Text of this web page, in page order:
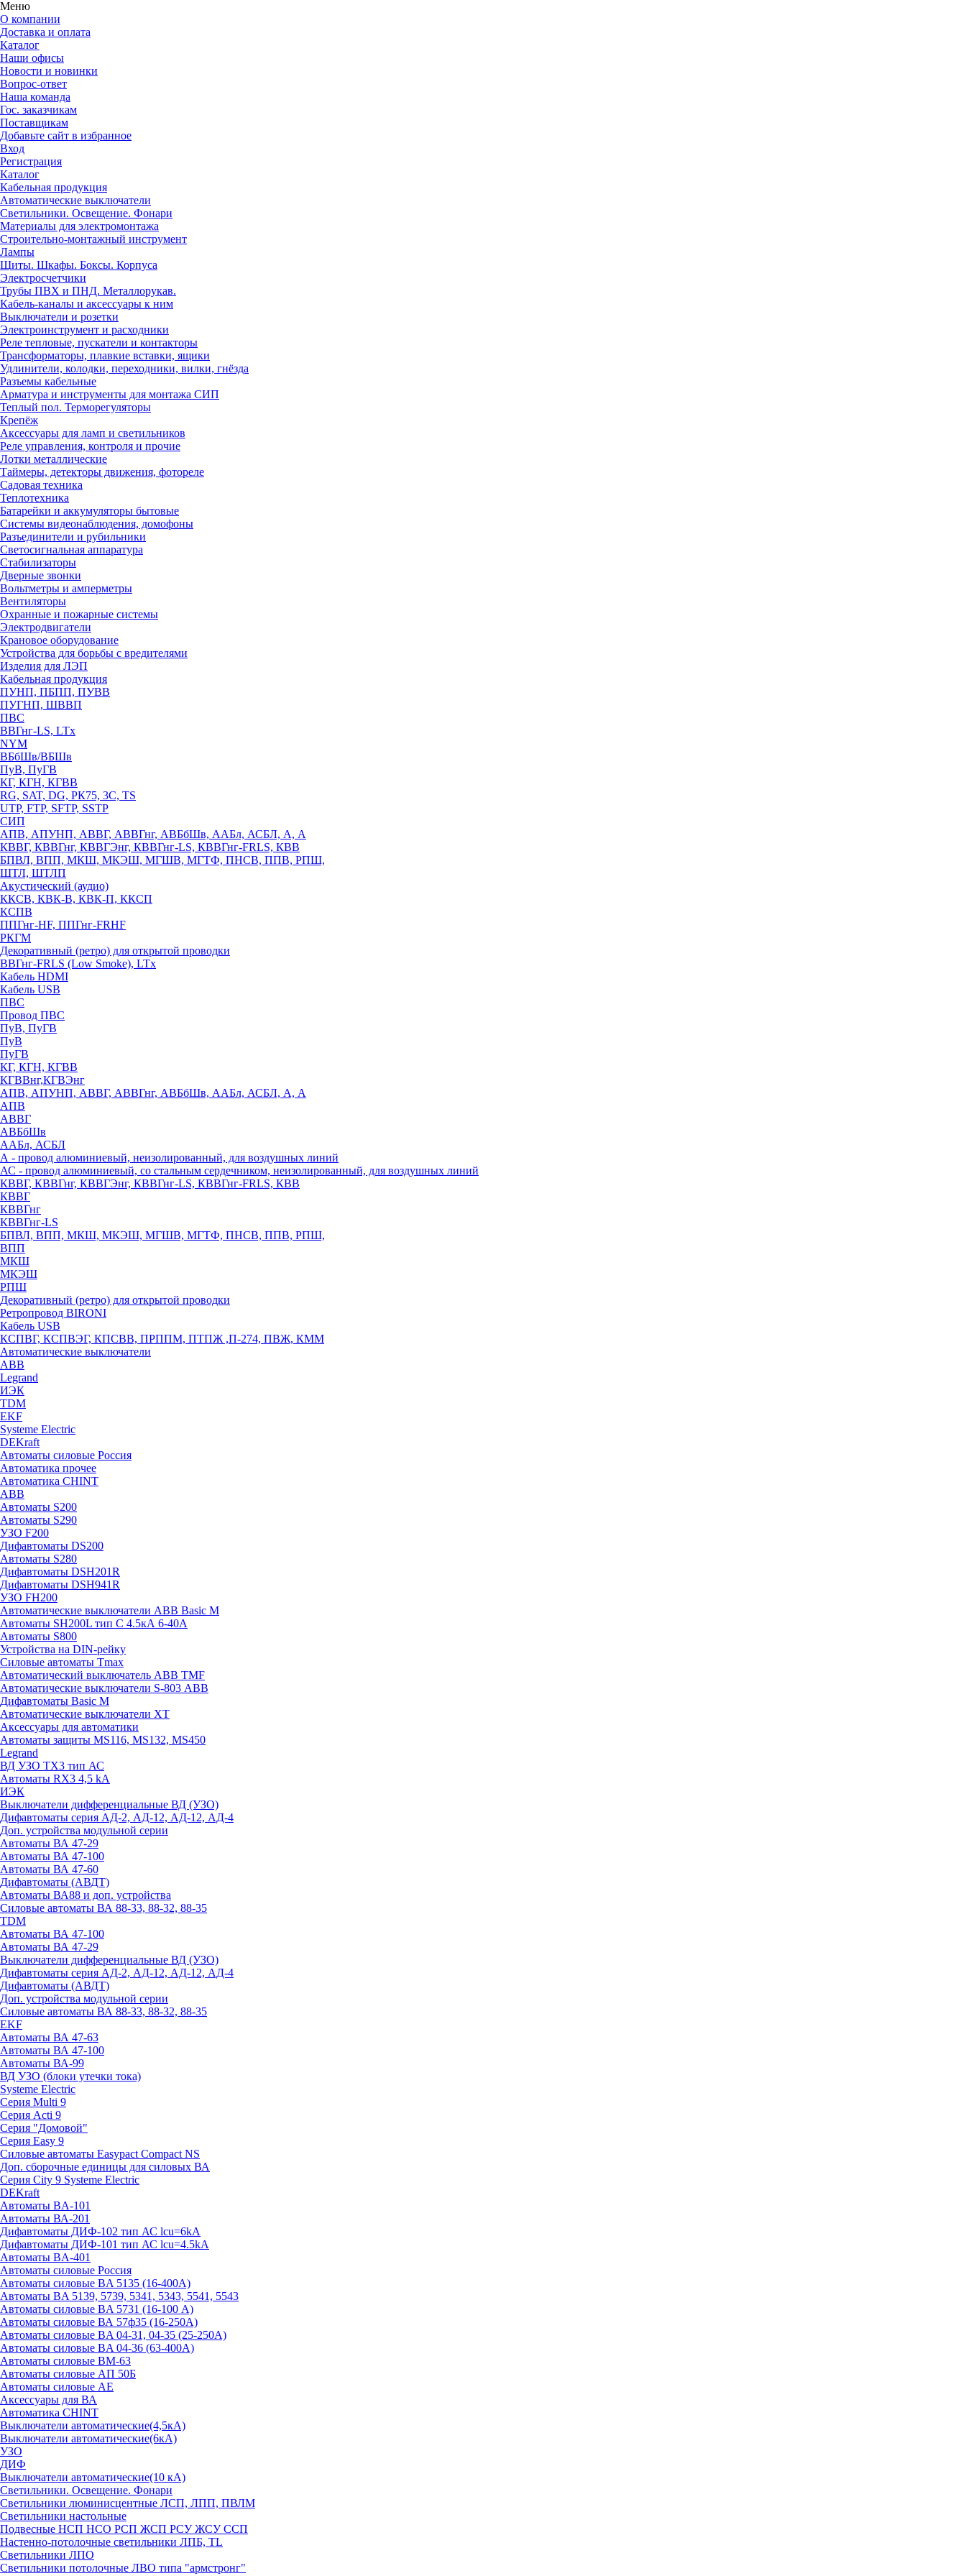
Меню
О компании
Доставка и оплата
Каталог
Наши офисы
Новости и новинки
Вопрос-ответ
Наша команда
Гос. заказчикам
Поставщикам
Добавьте сайт в избранное
Вход
Регистрация
Каталог
Кабельная продукция
Автоматические выключатели
Светильники. Освещение. Фонари
Материалы для электромонтажа
Строительно-монтажный инструмент
Лампы
Щиты. Шкафы. Боксы. Корпуса
Электросчетчики
Трубы ПВХ и ПНД. Металлорукав.
Кабель-каналы и аксессуары к ним
Выключатели и розетки
Электроинструмент и расходники
Реле тепловые, пускатели и контакторы
Трансформаторы, плавкие вставки, ящики
Удлинители, колодки, переходники, вилки, гнёзда
Разъемы кабельные
Арматура и инструменты для монтажа СИП
Теплый пол. Терморегуляторы
Крепёж
Аксессуары для ламп и светильников
Реле управления, контроля и прочие
Лотки металлические
Таймеры, детекторы движения, фотореле
Садовая техника
Теплотехника
Батарейки и аккумуляторы бытовые
Системы видеонаблюдения, домофоны
Разъединители и рубильники
Светосигнальная аппаратура
Стабилизаторы
Дверные звонки
Вольтметры и амперметры
Вентиляторы
Охранные и пожарные системы
Электродвигатели
Крановое оборудование
Устройства для борьбы с вредителями
Изделия для ЛЭП
Кабельная продукция
ПУНП, ПБПП, ПУВВ
ПУГНП, ШВВП
ПВС
ВВГнг-LS, LTx
NYM
ВБбШв/ВБШв
ПуВ, ПуГВ
КГ, КГН, КГВВ
RG, SAT, DG, РК75, 3С, TS
UTP, FTP, SFTP, SSTP
СИП
АПВ, АПУНП, АВВГ, АВВГнг, АВБбШв, ААБл, АСБЛ, А, А
КВВГ, КВВГнг, КВВГЭнг, КВВГнг-LS, КВВГнг-FRLS, КВВ
БПВЛ, ВПП, МКШ, МКЭШ, МГШВ, МГТФ, ПНСВ, ППВ, РПШ,
ШТЛ, ШТЛП
Акустический (аудио)
ККСВ, КВК-В, КВК-П, ККСП
КСПВ
ППГнг-HF, ППГнг-FRHF
РКГМ
Декоративный (ретро) для открытой проводки
ВВГнг-FRLS (Low Smoke), LTx
Кабель HDMI
Кабель USB
ПВС
Провод ПВС
ПуВ, ПуГВ
ПуВ
ПуГВ
КГ, КГН, КГВВ
КГВВнг,КГВЭнг
АПВ, АПУНП, АВВГ, АВВГнг, АВБбШв, ААБл, АСБЛ, А, А
АПВ
АВВГ
АВБбШв
ААБл, АСБЛ
А - провод алюминиевый, неизолированный, для воздушных линий
АС - провод алюминиевый, со стальным сердечником, неизолированный, для воздушных линий
КВВГ, КВВГнг, КВВГЭнг, КВВГнг-LS, КВВГнг-FRLS, КВВ
КВВГ
КВВГнг
КВВГнг-LS
БПВЛ, ВПП, МКШ, МКЭШ, МГШВ, МГТФ, ПНСВ, ППВ, РПШ,
ВПП
МКШ
МКЭШ
РПШ
Декоративный (ретро) для открытой проводки
Ретропровод BIRONI
Кабель USB
КСПВГ, КСПВЭГ, КПСВВ, ПРППМ, ПТПЖ ,П-274, ПВЖ, КММ
Автоматические выключатели
ABB
Legrand
ИЭК
TDM
EKF
Systeme Electric
DEKraft
Автоматы силовые Россия
Автоматика прочее
Автоматика CHINT
ABB
Автоматы S200
Автоматы S290
УЗО F200
Дифавтоматы DS200
Автоматы S280
Дифавтоматы DSH201R
Дифавтоматы DSH941R
УЗО FH200
Автоматические выключатели ABB Basic M
Автоматы SH200L тип С 4.5кА 6-40А
Автоматы S800
Устройства на DIN-рейку
Силовые автоматы Tmax
Автоматический выключатель ABB TMF
Автоматические выключатели S-803 АВВ
Дифавтоматы Basic M
Автоматические выключатели XT
Аксессуары для автоматики
Автоматы защиты MS116, MS132, MS450
Legrand
ВД УЗО TX3 тип АС
Автоматы RX3 4,5 kA
ИЭК
Выключатели дифференциальные ВД (УЗО)
Дифавтоматы серия АД-2, АД-12, АД-12, АД-4
Доп. устройства модульной серии
Автоматы ВА 47-29
Автоматы ВА 47-100
Автоматы ВА 47-60
Дифавтоматы (АВДТ)
Автоматы ВА88 и доп. устройства
Силовые автоматы ВА 88-33, 88-32, 88-35
TDM
Автоматы ВА 47-100
Автоматы ВА 47-29
Выключатели дифференциальные ВД (УЗО)
Дифавтоматы серия АД-2, АД-12, АД-12, АД-4
Дифавтоматы (АВДТ)
Доп. устройства модульной серии
Силовые автоматы ВА 88-33, 88-32, 88-35
EKF
Автоматы ВА 47-63
Автоматы ВА 47-100
Автоматы ВА-99
ВД УЗО (блоки утечки тока)
Systeme Electric
Серия Multi 9
Серия Acti 9
Серия "Домовой"
Серия Easy 9
Силовые автоматы Easypact Compact NS
Доп. сборочные единицы для силовых ВА
Серия City 9 Systeme Electric
DEKraft
Автоматы BA-101
Автоматы ВА-201
Дифавтоматы ДИФ-102 тип АС lcu=6kA
Дифавтоматы ДИФ-101 тип АС lcu=4.5kA
Автоматы BA-401
Автоматы силовые Россия
Автоматы силовые BA 5135 (16-400А)
Автоматы BA 5139, 5739, 5341, 5343, 5541, 5543
Автоматы силовые BA 5731 (16-100 А)
Автоматы силовые ВА 57ф35 (16-250А)
Автоматы силовые BA 04-31, 04-35 (25-250А)
Автоматы силовые BA 04-36 (63-400А)
Автоматы силовые ВМ-63
Автоматы силовые АП 50Б
Автоматы силовые АЕ
Аксессуары для ВА
Автоматика CHINT
Выключатели автоматические(4,5кА)
Выключатели автоматические(6кА)
УЗО
ДИФ
Выключатели автоматические(10 кА)
Светильники. Освещение. Фонари
Светильники люминисцентные ЛСП, ЛПП, ПВЛМ
Светильники настольные
Подвесные НСП НСО РСП ЖСП РСУ ЖСУ ССП
Настенно-потолочные светильники ЛПБ, TL
Светильники ЛПО
Светильники потолочные ЛВО типа "армстронг"